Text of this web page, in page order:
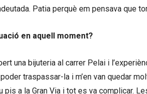
Patia perquè em pensava que
en aquell moment?
una bijuteria al carrer Pelai i
traspassar-la i m’en van quedar
pis a la Gran Via i tot es va complicar.